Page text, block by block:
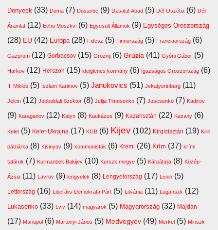
Donyeck (33) Duma (7) Dusanbe (9) Dzsalal-Abad (5) Dél-Oszétia (6) Déli
Áramlat (12) Echo Moszkvi (6) Egyesült Államok (9) Egységes Oroszország
(28) EU (42) Európa (28) Fidesz (5) Finnország (5) Franciaország (6)
Gazprom (12) Gorbacsov (15) Groznij (6) Grúzia (41) Gyóni Gábor (5)
Harkov (12) Herszon (15) ideiglenes kormány (6) Igazságos Oroszország (6)
II. Miklós (5) Iszlam Karimov (5) Janukovics (51) Jekatyerinburg (11)
Jelcin (12) Jobboldali Szektor (8) Julija Timosenko (7) Juscsenko (7) Kadirov
(9) Karaganov (12) Katyn (8) Kaukázus (9) Kazahsztán (22) Kazany (6)
Kelet (5) Kelet-Ukrajna (17) KGB (6) Kijev (102) Kirgizisztán (19) Kirill
pátriárka (8) Kisinyov (9) kommunisták (6) Kreml (26) Krím (37) krími
tatárok (7) Kurmanbek Bakijev (10) Kurszk megye (5) Kárpátalja (8) Közép-
Ázsia (11) Lavrov (9) lengyelek (8) Lengyelország (17) Lenin (5)
Lettország (16) Liberális-Demokrata Párt (5) Litvánia (11) Luganszk (12)
Lukasenko (33) Lviv (14) magyarok (5) Magyarország (32) Majdan
(17) Mariupol (6) Martonyi János (5) Medvegyev (49) Merkel (5) Minszk